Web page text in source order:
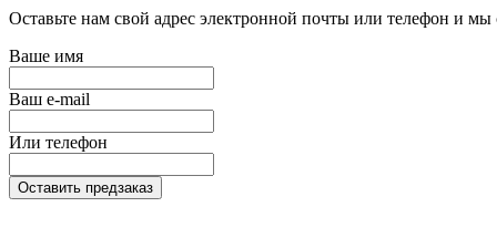
Оставьте нам свой адрес электронной почты или телефон и
Ваше имя
Ваш e-mail
Или телефон